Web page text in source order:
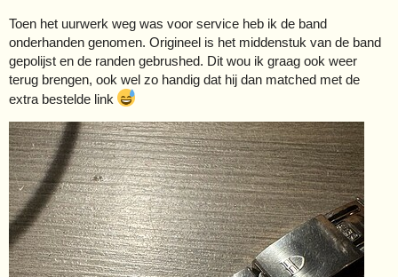
Toen het uurwerk weg was voor service heb ik de band
onderhanden genomen. Origineel is het middenstuk van de band
gepolijst en de randen gebrushed. Dit wou ik graag ook weer
terug brengen, ook wel zo handig dat hij dan matched met de
extra bestelde link